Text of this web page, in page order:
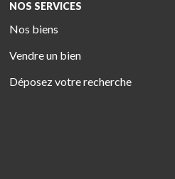
NOS SERVICES
Nos biens
Vendre un bien
Déposez votre recherche